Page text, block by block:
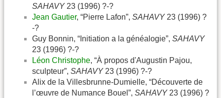
SAHAVY23 (1996) ?-?
Jean Gautier, “Pierre Lafon”, SAHAVY23 (1996) ?
-?
Guy Bonnin, “Initiation a la généalogie”, SAHAVY
23 (1996) ?-?
Léon Christophe, “À propos d'Augustin Pajou,
sculpteur”, SAHAVY23 (1996) ?-?
Alix de la Villesbrunne-Dumielle, “Découverte de
l’œuvre de Numance Bouel”, SAHAVY23 (1996) ?